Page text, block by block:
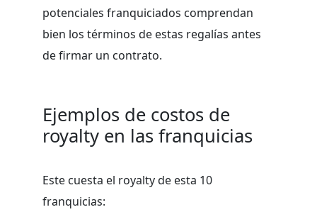
potenciales franquiciados comprendan
bien los términos de estas regalías antes
de firmar un contrato.
Ejemplos de costos de
royalty en las franquicias
Este cuesta el royalty de esta 10
franquicias: